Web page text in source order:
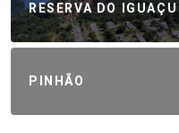
RESERVA DO IGUAÇU
PINHÃO